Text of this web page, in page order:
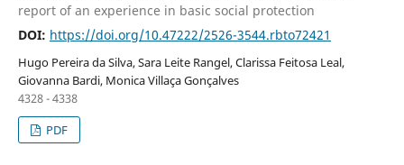
report of an experience in basic social protection
DOI: https://doi.org/10.47222/2526-3544.rbto72421
Hugo Pereira da Silva, Sara Leite Rangel, Clarissa Feitosa Leal,
Giovanna Bardi, Monica Villaça Gonçalves
4328 - 4338
PDF